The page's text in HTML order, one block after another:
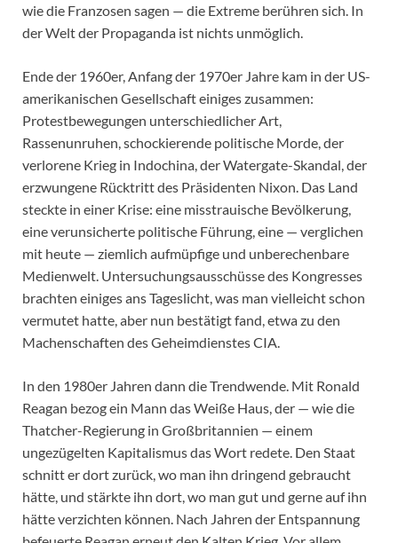
wie die Franzosen sagen — die Extreme berühren sich. In
der Welt der Propaganda ist nichts unmöglich.
Ende der 1960er, Anfang der 1970er Jahre kam in der US-
amerikanischen Gesellschaft einiges zusammen:
Protestbewegungen unterschiedlicher Art,
Rassenunruhen, schockierende politische Morde, der
verlorene Krieg in Indochina, der Watergate-Skandal, der
erzwungene Rücktritt des Präsidenten Nixon. Das Land
steckte in einer Krise: eine misstrauische Bevölkerung,
eine verunsicherte politische Führung, eine — verglichen
mit heute — ziemlich aufmüpfige und unberechenbare
Medienwelt. Untersuchungsausschüsse des Kongresses
brachten einiges ans Tageslicht, was man vielleicht schon
vermutet hatte, aber nun bestätigt fand, etwa zu den
Machenschaften des Geheimdienstes CIA.
In den 1980er Jahren dann die Trendwende. Mit Ronald
Reagan bezog ein Mann das Weiße Haus, der — wie die
Thatcher-Regierung in Großbritannien — einem
ungezügelten Kapitalismus das Wort redete. Den Staat
schnitt er dort zurück, wo man ihn dringend gebraucht
hätte, und stärkte ihn dort, wo man gut und gerne auf ihn
hätte verzichten können. Nach Jahren der Entspannung